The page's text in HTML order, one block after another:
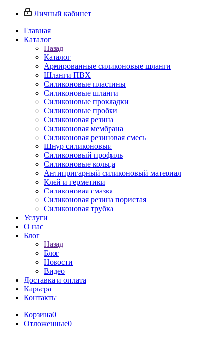
Личный кабинет
Главная
Каталог
Назад
Каталог
Армированные силиконовые шланги
Шланги ПВХ
Силиконовые пластины
Силиконовые шланги
Силиконовые прокладки
Силиконовые пробки
Силиконовая резина
Силиконовая мембрана
Силиконовая резиновая смесь
Шнур силиконовый
Силиконовый профиль
Силиконовые кольца
Антипригарный силиконовый материал
Клей и герметики
Силиконовая смазка
Силиконовая резина пористая
Силиконовая трубка
Услуги
О нас
Блог
Назад
Блог
Новости
Видео
Доставка и оплата
Карьера
Контакты
Корзина0
Отложенные0